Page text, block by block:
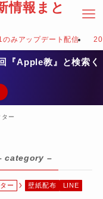
情報まと
みアップデート配信
『Apple教』と検索く
ー
category –
ー 壁紙配布 LINE